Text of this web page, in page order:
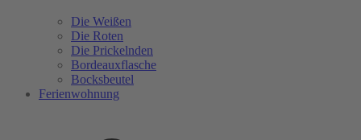
Die Weißen
Die Roten
Die Prickelnden
Bordeauxflasche
Bocksbeutel
Ferienwohnung